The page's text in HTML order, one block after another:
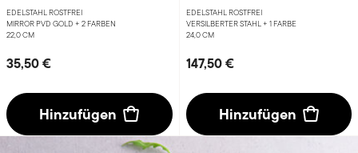
EDELSTAHL ROSTFREI
MIRROR PVD GOLD + 2 FARBEN
22,0 CM
35,50 €
Hinzufügen
EDELSTAHL ROSTFREI
VERSILBERTER STAHL + 1 FARBE
24,0 CM
147,50 €
Hinzufügen